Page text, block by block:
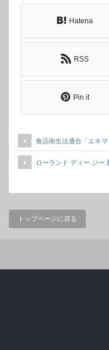
Hatena
RSS
Pin it
食品衛生法適合「エキ
ローランド ディー.ジー
トップページに戻る